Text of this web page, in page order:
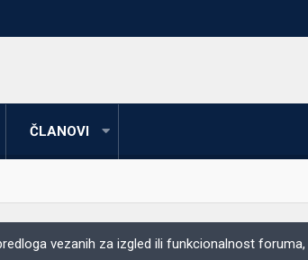
ČLANOVI
vezanih za izgled ili funkcionalnost